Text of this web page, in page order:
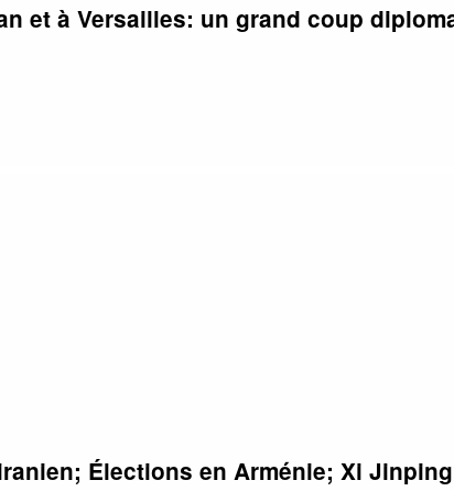
et à Versailles: un grand coup
Élections en Arménie; Xi